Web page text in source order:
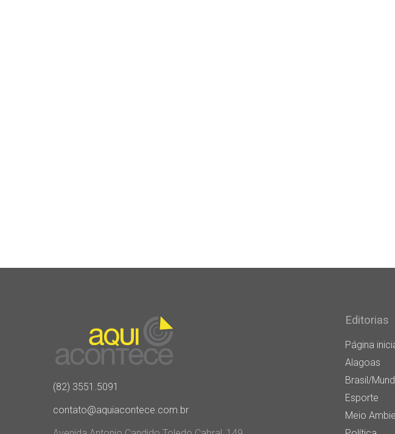
(82) 3551.5091
contato@aquiacontece.com.br
Editorias
Página
Alagoas
Brasil/
Esporte
Meio